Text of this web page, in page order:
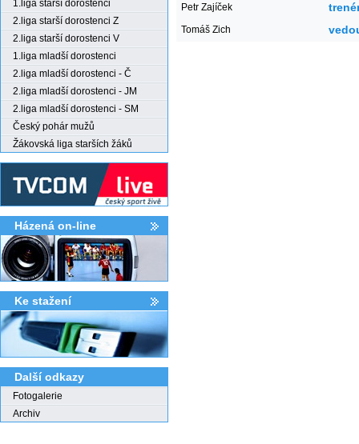
1.liga starší dorostenci
2.liga starší dorostenci Z
2.liga starší dorostenci V
1.liga mladší dorostenci
2.liga mladší dorostenci - Č
2.liga mladší dorostenci - JM
2.liga mladší dorostenci - SM
Český pohár mužů
Žákovská liga starších žáků
Házená on-line
Ke stažení­
Další odkazy
Fotogalerie
Archiv
Petr Zajíček
Tomáš Zich